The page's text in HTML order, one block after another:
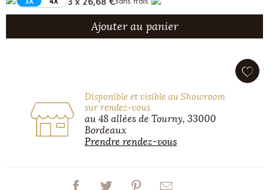
Ajouter au panier
Disponible et visible au Showroom
sur rendez-vous
au 48 allées de Tourny, 33000
Bordeaux
Prendre rendez-vous